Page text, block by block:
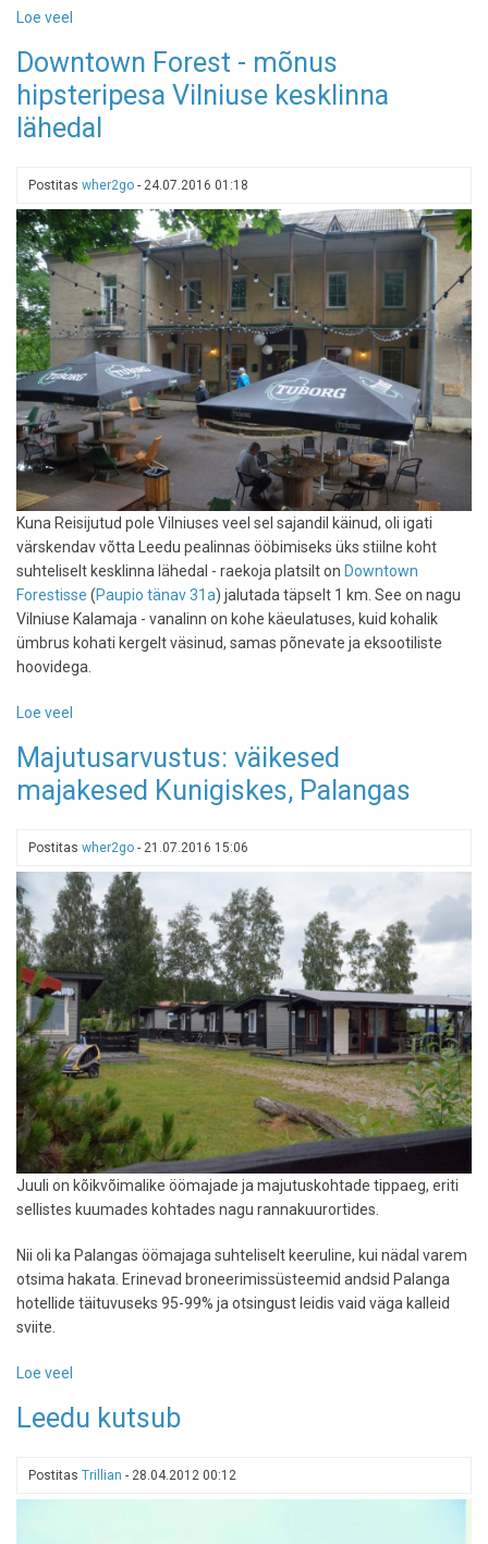
Loe veel
Leedu
8
minutiga
Downtown Forest - mõnus
hipsteripesa Vilniuse kesklinna
lähedal
Postitas wher2go - 24.07.2016 01:18
Kuna Reisijutud pole Vilniuses veel sel sajandil käinud, oli igati
värskendav võtta Leedu pealinnas ööbimiseks üks stiilne koht
suhteliselt kesklinna lähedal - raekoja platsilt on Downtown
Forestisse (Paupio tänav 31a) jalutada täpselt 1 km. See on nagu
Vilniuse Kalamaja - vanalinn on kohe käeulatuses, kuid kohalik
ümbrus kohati kergelt väsinud, samas põnevate ja eksootiliste
hoovidega.
Loe veel
Forest
-
Vilniuse
kesklinna
lähedal
Majutusarvustus: väikesed
majakesed Kunigiskes, Palangas
Postitas wher2go - 21.07.2016 15:06
Juuli on kõikvõimalike öömajade ja majutuskohtade tippaeg, eriti
sellistes kuumades kohtades nagu rannakuurortides.
Nii oli ka Palangas öömajaga suhteliselt keeruline, kui nädal varem
otsima hakata. Erinevad broneerimissüsteemid andsid Palanga
hotellide täituvuseks 95-99% ja otsingust leidis vaid väga kalleid
sviite.
Loe veel
väikesed
Kunigiskes,
Leedu kutsub
Postitas Trillian - 28.04.2012 00:12